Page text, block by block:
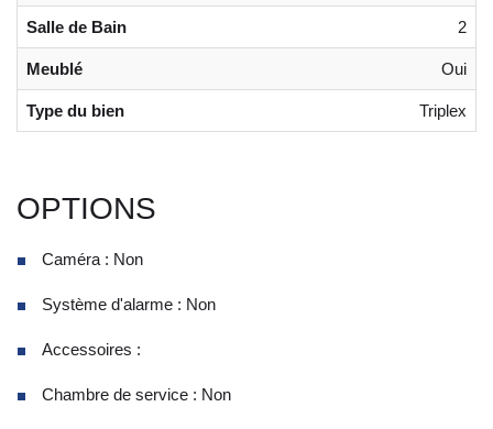
Salle de Bain 2
Meublé Oui
Type du bien Triplex
OPTIONS
Caméra : Non
Système d'alarme : Non
Accessoires :
Chambre de service : Non